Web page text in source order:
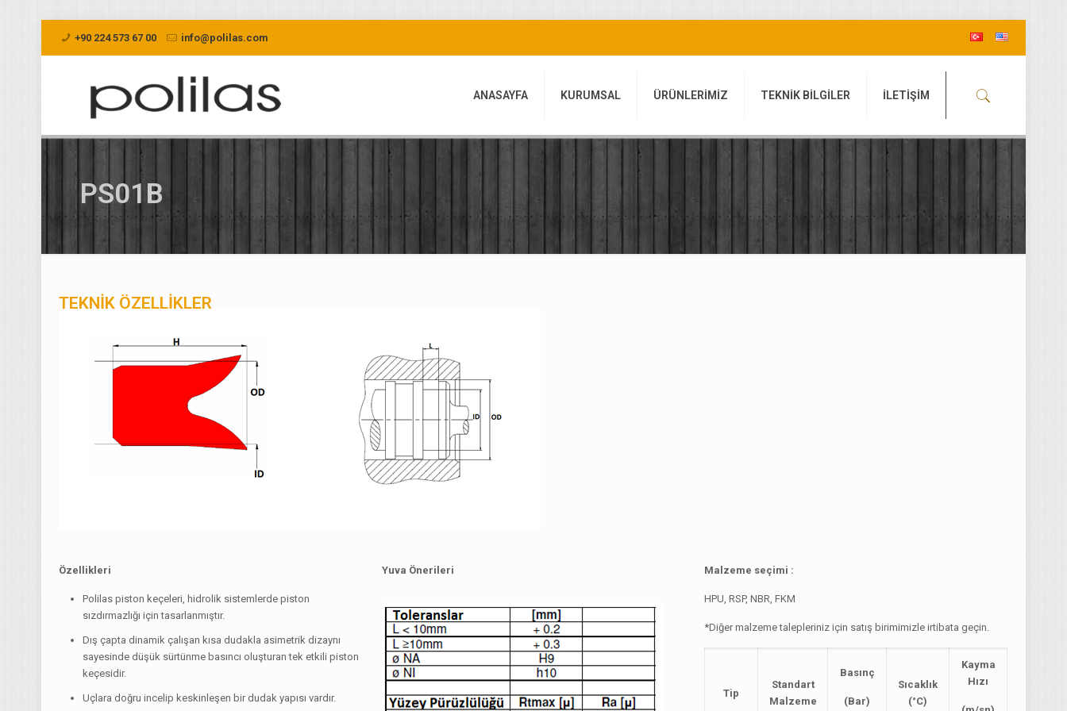
+90 224 573 67 00 info@polilas.com
ANASAYFA KURUMSAL ÜRÜNLERİMİZ TEKNİK BİLGİLER İLETİŞİM
PS01B
TEKNİK ÖZELLİKLER
Özellikleri
Polilas piston keçeleri, hidrolik sistemlerde piston
sızdırmazlığı için tasarlanmıştır.
Dış çapta dinamik çalışan kısa dudakla asimetrik dizaynı
sayesinde düşük sürtünme basıncı oluşturan tek etkili piston
keçesidir.
Uçlara doğru incelip keskinleşen bir dudak yapısı vardır.
Yuva Önerileri Malzeme seçimi :
HPU, RSP, NBR, FKM
*Diğer malzeme talepleriniz için satış birimimizle irtibata geçin.
Tip
Standart
Malzeme
Basınç
(Bar)
Sıcaklık
(°C)
Kayma
Hızı